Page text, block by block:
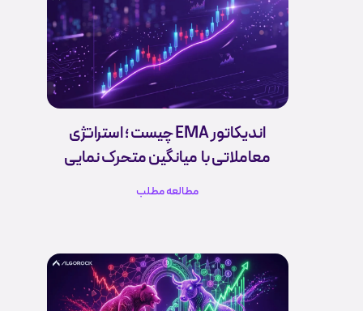
اندیکاتور EMA چیست ؛ استراتژی
معاملاتی با میانگین متحرک نمایی
مطالعه مطلب